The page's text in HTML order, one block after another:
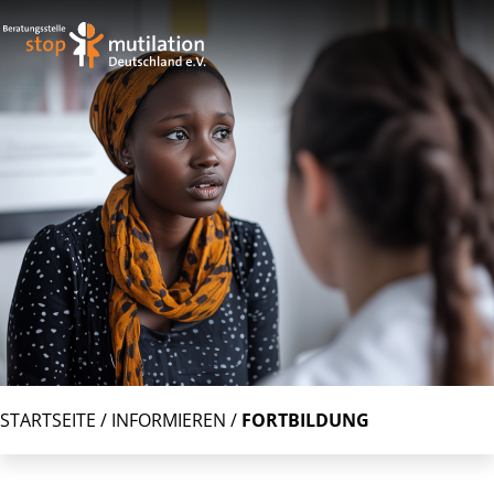
STARTSEITE / INFORMIEREN / FORTBILDUNG